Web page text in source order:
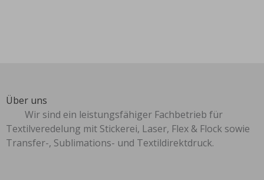
Über uns
Wir sind ein leistungsfähiger Fachbetrieb für
Textilveredelung mit Stickerei, Laser, Flex & Flock sowie
Transfer-, Sublimations- und Textildirektdruck.